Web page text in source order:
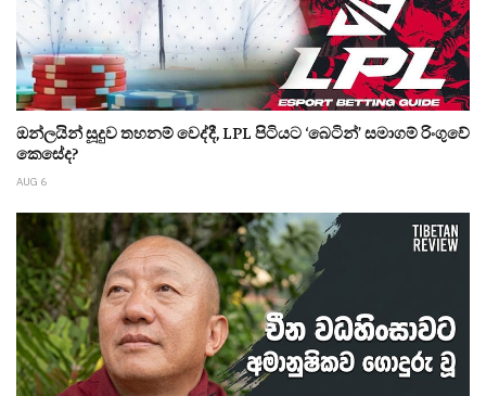
ඔන්ලයින් සූදුව තහනම් වෙද්දී, LPL පිටියට ‘බෙටින්’ සමාගම් රිංගුවේ
කෙසේද?
AUG 6